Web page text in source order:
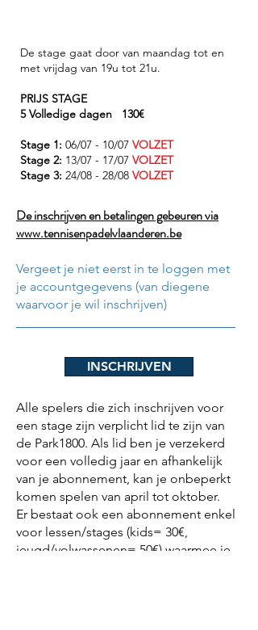
De stage gaat door van maandag tot en
met vrijdag van 19u tot 21u.
PRIJS STAGE
5 Volledige dagen 130€
Stage 1: 06/07 - 10/07 VOLZET
Stage 2: 13/07 - 17/07 VOLZET
Stage 3: 24/08 - 28/08 VOLZET
De inschrijven en betalingen gebeuren via
www.tennisenpadelvlaanderen.be
Vergeet je niet eerst in te loggen met
je accountgegevens (van diegene
waarvoor je wil inschrijven)
INSCHRIJVEN
Alle spelers die zich inschrijven voor
een stage zijn verplicht lid te zijn van
de Park1800. Als lid ben je verzekerd
voor een volledig jaar en afhankelijk
van je abonnement, kan je onbeperkt
komen spelen van april tot oktober.
Er bestaat ook een abonnement enkel
voor lessen/stages (kids= 30€,
jeugd/volwassenen= 50€) waarmee je